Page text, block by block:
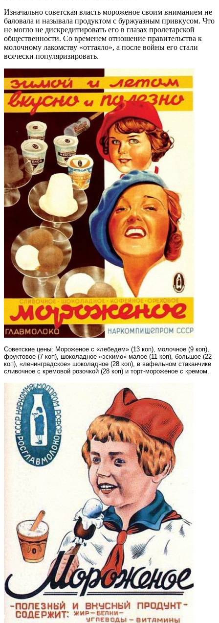
Изначально советская власть мороженое своим вниманием не
баловала и называла продуктом с буржуазным привкусом. Что
не могло не дискредитировать его в глазах пролетарской
общественности. Со временем отношение правительства к
молочному лакомству «оттаяло», а после войны его стали
всячески популяризировать.
Советские цены: Мороженое с «лебедем» (13 коп), молочное (9 коп),
фруктовое (7 коп), шоколадное «эскимо» малое (11 коп), большое (22
коп), «ленинградское» шоколадное (28 коп), в вафельном стаканчике
сливочное с кремовой розочкой (28 коп) и торт-мороженое с кремом.